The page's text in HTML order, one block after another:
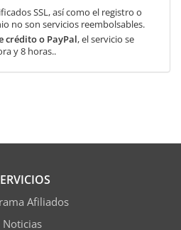
SSL, así como el registro o
no son servicios reembolsables.
crédito o PayPal, el servicio se
y 8 horas..
Afiliados
Noticias